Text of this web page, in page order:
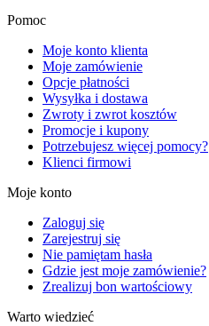
Pomoc
Moje konto klienta
Moje zamówienie
Opcje płatności
Wysyłka i dostawa
Zwroty i zwrot kosztów
Promocje i kupony
Potrzebujesz więcej pomocy?
Klienci firmowi
Moje konto
Zaloguj się
Zarejestruj się
Nie pamiętam hasła
Gdzie jest moje zamówienie?
Zrealizuj bon wartościowy
Warto wiedzieć